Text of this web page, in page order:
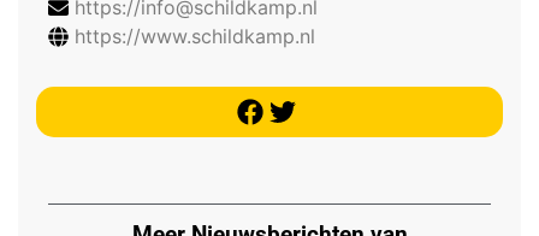
https://info@schildkamp.nl
https://www.schildkamp.nl